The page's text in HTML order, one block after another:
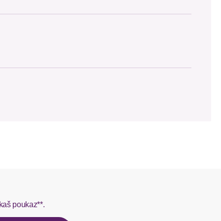
do 1-3 pracovných dní.
u našej zákazníckej služby.
poukaz**.